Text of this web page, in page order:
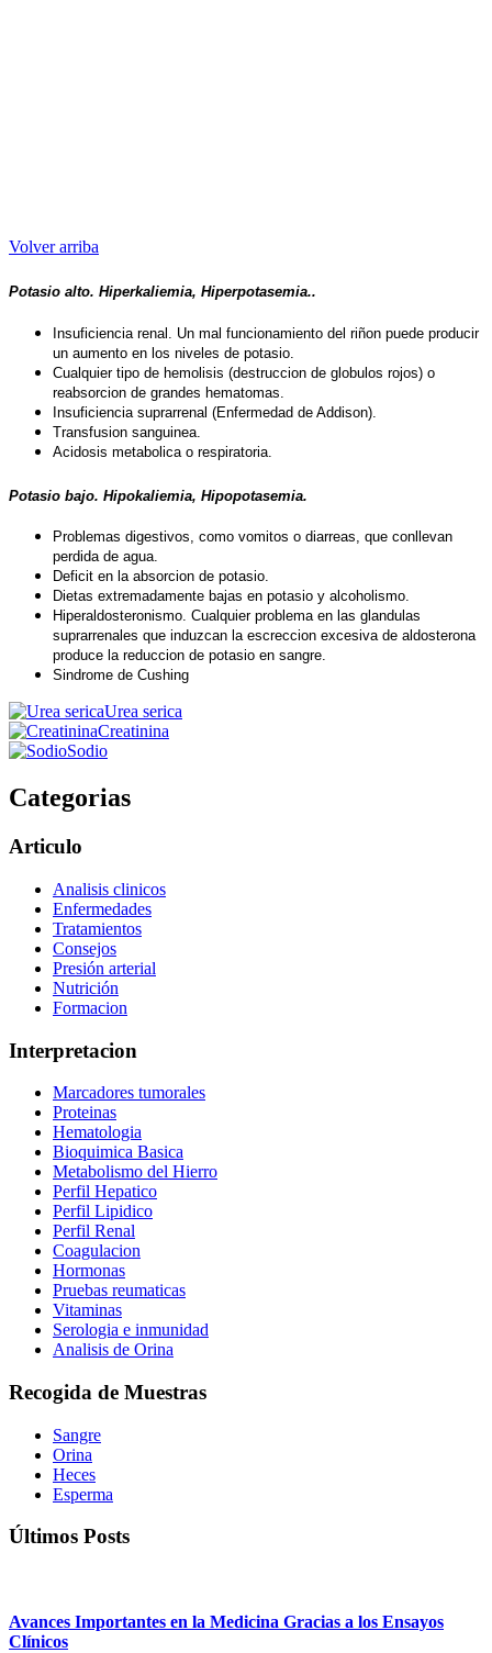
Volver arriba
Potasio alto. Hiperkaliemia, Hiperpotasemia..
Insuficiencia renal. Un mal funcionamiento del riñon puede producir
un aumento en los niveles de potasio.
Cualquier tipo de hemolisis (destruccion de globulos rojos) o
reabsorcion de grandes hematomas.
Insuficiencia suprarrenal (Enfermedad de Addison).
Transfusion sanguinea.
Acidosis metabolica o respiratoria.
Potasio bajo. Hipokaliemia, Hipopotasemia.
Problemas digestivos, como vomitos o diarreas, que conllevan
perdida de agua.
Deficit en la absorcion de potasio.
Dietas extremadamente bajas en potasio y alcoholismo.
Hiperaldosteronismo. Cualquier problema en las glandulas
suprarrenales que induzcan la escreccion excesiva de aldosterona
produce la reduccion de potasio en sangre.
Sindrome de Cushing
Urea serica
Creatinina
Sodio
Categorias
Articulo
Analisis clinicos
Enfermedades
Tratamientos
Consejos
Presión arterial
Nutrición
Formacion
Interpretacion
Marcadores tumorales
Proteinas
Hematologia
Bioquimica Basica
Metabolismo del Hierro
Perfil Hepatico
Perfil Lipidico
Perfil Renal
Coagulacion
Hormonas
Pruebas reumaticas
Vitaminas
Serologia e inmunidad
Analisis de Orina
Recogida de Muestras
Sangre
Orina
Heces
Esperma
Últimos Posts
Avances Importantes en la Medicina Gracias a los Ensayos
Clínicos